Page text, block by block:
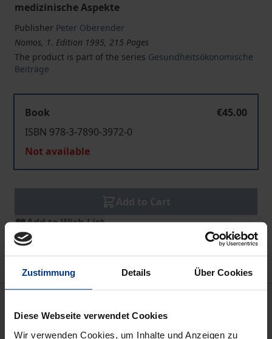
Zustimmung Details Über Cookies
Diese Webseite verwendet Cookies
Wir verwenden Cookies, um Inhalte und Anzeigen zu
medizinische Aspekte
Publisher Peter Oberender
Nomos, 1. Edition 1995, 215 Pages
The product is part of the series Gesundheitsökonomische
Beiträge
Book
€45.00
ISBN 978-3-7890-3972-0
Not available
Add to Wish List
Delivery cost notice
Der vorliegende Sammelband enthält die Beiträge